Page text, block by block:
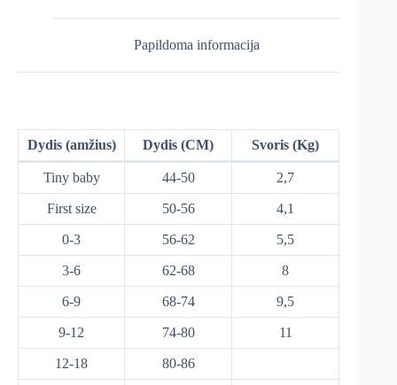
Papildoma informacija
Dydis (amžius) Dydis (CM) Svoris (Kg)
Tiny baby 44-50 2,7
First size 50-56 4,1
0-3 56-62 5,5
3-6 62-68 8
6-9 68-74 9,5
9-12 74-80 11
12-18 80-86